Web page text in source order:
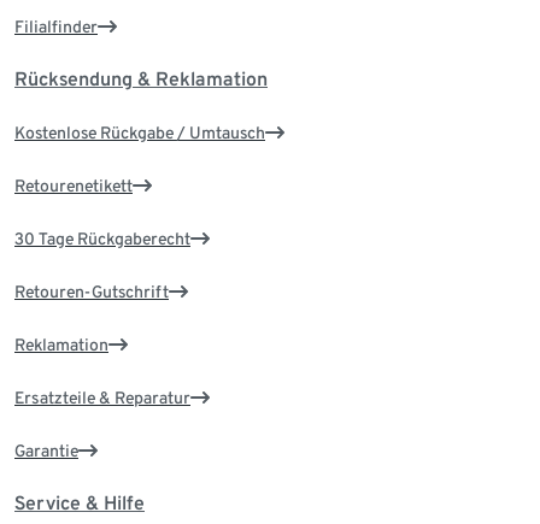
Filialfinder
Rücksendung & Reklamation
Kostenlose Rückgabe / Umtausch
Retourenetikett
30 Tage Rückgaberecht
Retouren-Gutschrift
Reklamation
Ersatzteile & Reparatur
Garantie
Service & Hilfe